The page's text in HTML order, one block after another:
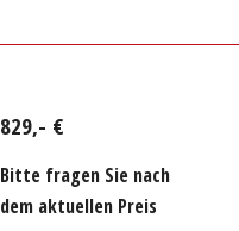
829,- €
Bitte fragen Sie nach
dem aktuellen Preis